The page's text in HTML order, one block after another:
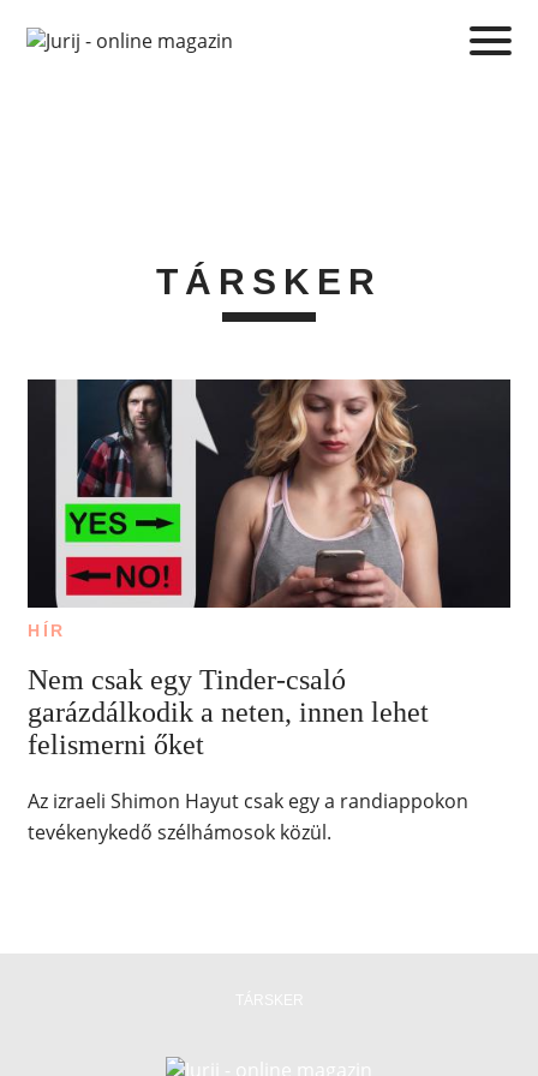
TÁRSKER
HÍR
Nem csak egy Tinder-csaló
garázdálkodik a neten, innen lehet
felismerni őket
Az izraeli Shimon Hayut csak egy a randiappokon
tevékenykedő szélhámosok közül.